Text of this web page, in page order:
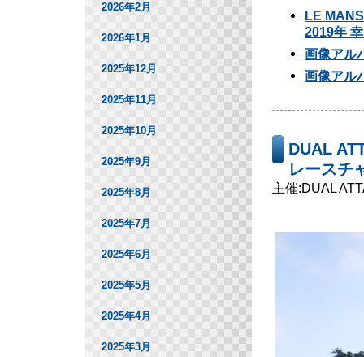
LE
2019年
画像アル
画像アル
DUAL
レースチ
主催:DUAL
2026年2月
2026年1月
2025年12月
2025年11月
2025年10月
2025年9月
2025年8月
2025年7月
2025年6月
2025年5月
2025年4月
2025年3月